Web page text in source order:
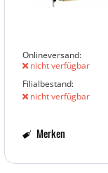
Onlineversand:
nicht verfügbar
Filialbestand:
nicht verfügbar
Merken